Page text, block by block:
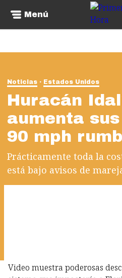
Menú
Noticias Estados Unidos
Huracán
aumenta
90 mph
Prácticamente toda la
está bajo avisos de
Video muestra poderosas